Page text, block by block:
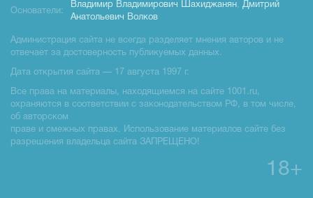
Основатели:
Владимир Владимирович Шахиджанян, Дмитрий
Анатольевич Волков
Администрация сайта не всегда разделяет мнения авторов и не
отвечает за достоверность публикуемых данных.
Дата открытия сайта — 17 августа 1997 г.
Все права на материалы, находящиемся на сайте 1001.ru,
охраняются в соответствии с законодательством РФ, в том числе,
об авторском
праве и смежных правах. Использование материалов сайте без
разрешения владельца сайта ЗАПРЕЩЕНО!
18+